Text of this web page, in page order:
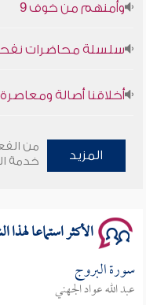
سلسلة محاضرات نفحات
المزيد
من
خدمة
الأكثر استماعا لهذا
سورة البروج
عبد الله عواد الجهني